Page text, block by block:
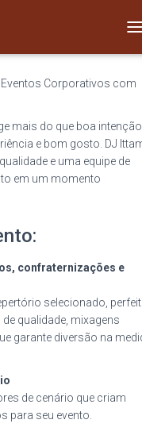
O
G
N
A
para
Corporativos com
mais do que boa
e bom gosto. DJ
e uma equipe de
em um momento
confraternizações e
selecionado,
qualidade, mixagens
garante diversão na
de cenário que criam
para seu evento.